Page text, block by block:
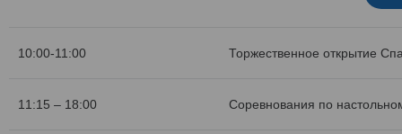
10:00-11:00 Торжественное открытие
11:15 – 18:00 Соревнования по